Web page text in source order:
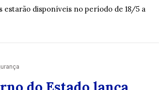
estarão disponíveis no período de 18/5 a